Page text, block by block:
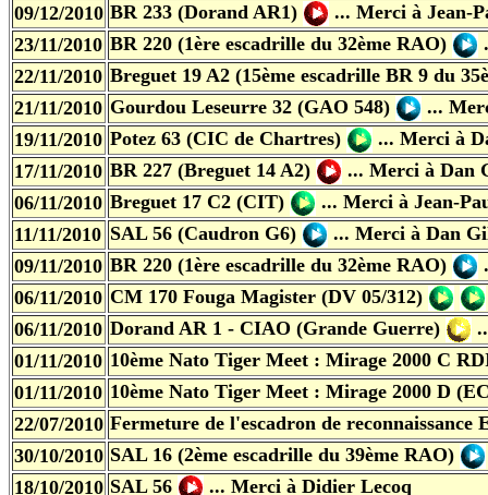
09/12/2010 BR 233 (Dorand AR1) ... Merci à Jean-
23/11/2010 BR 220 (1ère escadrille du 32ème RAO)
22/11/2010 Breguet 19 A2 (15ème escadrille BR 9 du
21/11/2010 Gourdou Leseurre 32 (GAO 548) ...
19/11/2010 Potez 63 (CIC de Chartres) ... Merci à
17/11/2010 BR 227 (Breguet 14 A2) ... Merci à Dan
06/11/2010 Breguet 17 C2 (CIT) ... Merci à Jean-
11/11/2010 SAL 56 (Caudron G6) ... Merci à Dan
09/11/2010 BR 220 (1ère escadrille du 32ème RAO)
06/11/2010 CM 170 Fouga Magister (DV 05/312)
06/11/2010 Dorand AR 1 - CIAO (Grande Guerre)
01/11/2010 10ème Nato Tiger Meet : Mirage 2000 C
01/11/2010 10ème Nato Tiger Meet : Mirage 2000 D
22/07/2010 Fermeture de l'escadron de reconnaissance
30/10/2010 SAL 16 (2ème escadrille du 39ème RAO)
18/10/2010 SAL 56
... Merci à Didier Lecoq